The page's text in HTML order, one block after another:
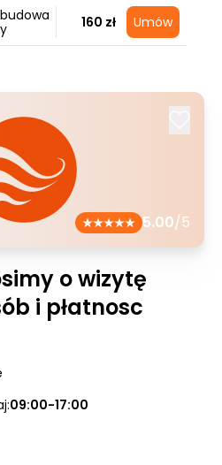
160 zł Umów
5.00/5
o wizytę
i płatnosc
09:00-17:00